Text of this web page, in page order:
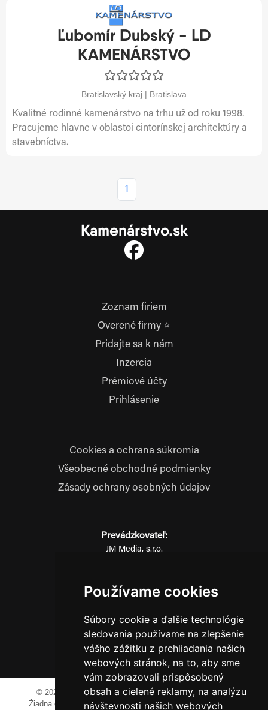
Používame cookies
Súbory cookie a ďalšie technológie
sledovania používame na zlepšenie
vášho zážitku z prehliadania našich
webových stránok, na to, aby sme
vám zobrazovali prispôsobený
obsah a cielené reklamy, na analýzu
návštevnosti našich webových
Ľubomír Dubský - LD
KAMENÁRSTVO
Bratislavský kraj | Bratislava
Kvalitné rodinné kamenárstvo na trhu už od roku 1998.
Pracujeme hlavne v oblastoi cintorínskej architektúry a
stavebníctva.
1
Kamenárstvo.sk
Zoznam firiem
Overené firmy ⭐
Pridajte sa k nám
Inzercia
Prémiové účty
Prihlásenie
Cookies a ochrana súkromia
Všeobecné obchodné podmienky
Zásady ochrany osobných údajov
Prevádzkovateľ:
JM Media, s.r.o.
IČO: 52600998
0911 955 646
© 2023-2024 JM Media, s.r.o.Všetky práva vyhradené.
Žiadna časť tohto portálu ak nie je uvedené inak, nesmie byť